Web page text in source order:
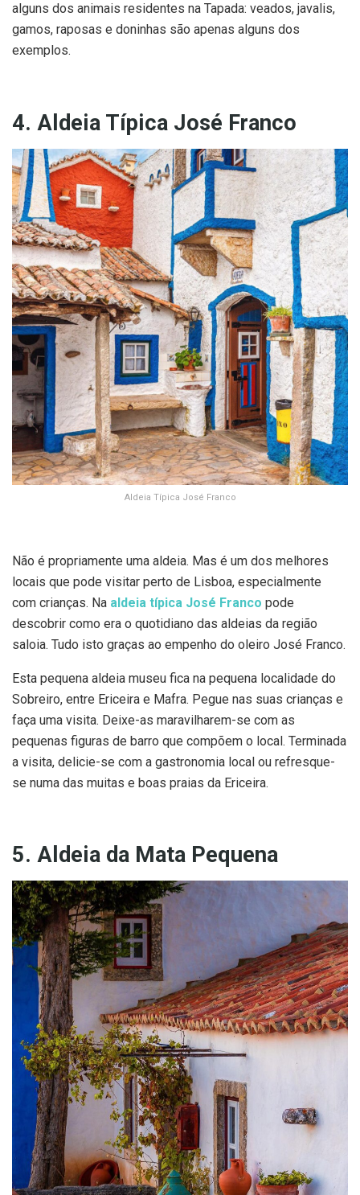
alguns dos animais residentes na Tapada: veados, javalis,
gamos, raposas e doninhas são apenas alguns dos
exemplos.
4. Aldeia Típica José Franco
Aldeia Típica José Franco
Não é propriamente uma aldeia. Mas é um dos melhores
locais que pode visitar perto de Lisboa, especialmente
com crianças. Na aldeia típica José Franco pode
descobrir como era o quotidiano das aldeias da região
saloia. Tudo isto graças ao empenho do oleiro José Franco.
Esta pequena aldeia museu fica na pequena localidade do
Sobreiro, entre Ericeira e Mafra. Pegue nas suas crianças e
faça uma visita. Deixe-as maravilharem-se com as
pequenas figuras de barro que compõem o local. Terminada
a visita, delicie-se com a gastronomia local ou refresque-
se numa das muitas e boas praias da Ericeira.
5. Aldeia da Mata Pequena